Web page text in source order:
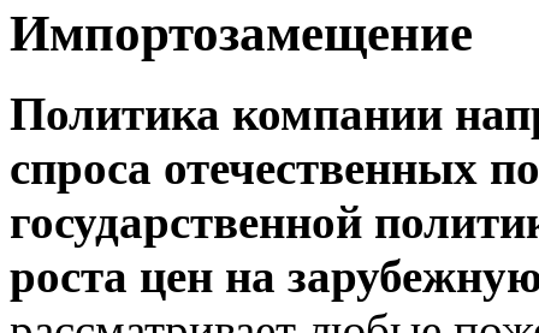
Импортозамещение
Политика компании
спроса отечественных
государственной
роста цен на